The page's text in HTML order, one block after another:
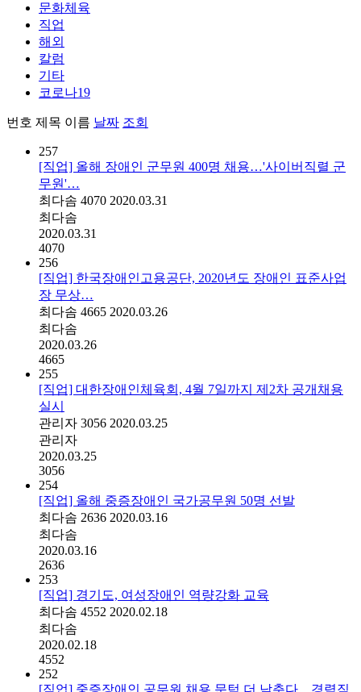
문화체육
직업
해외
칼럼
기타
코로나19
번호 제목 이름 날짜 조회
257
[직업] 올해 장애인 군무원 400명 채용…'사이버직렬 군
무원'…
최다솜 4070 2020.03.31
최다솜
2020.03.31
4070
256
[직업] 한국장애인고용공단, 2020년도 장애인 표준사업
장 무상…
최다솜 4665 2020.03.26
최다솜
2020.03.26
4665
255
[직업] 대한장애인체육회, 4월 7일까지 제2차 공개채용
실시
관리자 3056 2020.03.25
관리자
2020.03.25
3056
254
[직업] 올해 중증장애인 국가공무원 50명 선발
최다솜 2636 2020.03.16
최다솜
2020.03.16
2636
253
[직업] 경기도, 여성장애인 역량강화 교육
최다솜 4552 2020.02.18
최다솜
2020.02.18
4552
252
[직업] 중증장애인 공무원 채용 문턱 더 낮춘다…경력직